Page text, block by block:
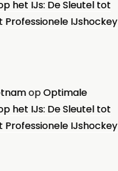
het IJs: De Sleutel tot
Professionele IJshockey
opOptimale
het IJs: De Sleutel tot
Professionele IJshockey